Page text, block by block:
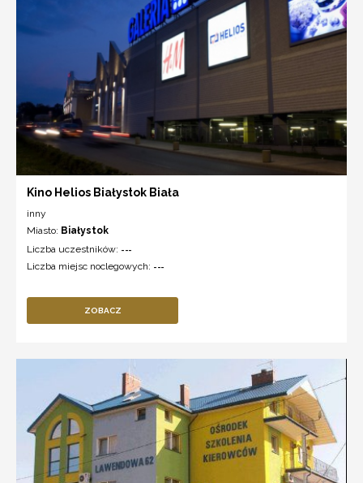
Kino Helios Białystok Biała
inny
Miasto: Białystok
Liczba uczestników: ---
Liczba miejsc noclegowych: ---
ZOBACZ